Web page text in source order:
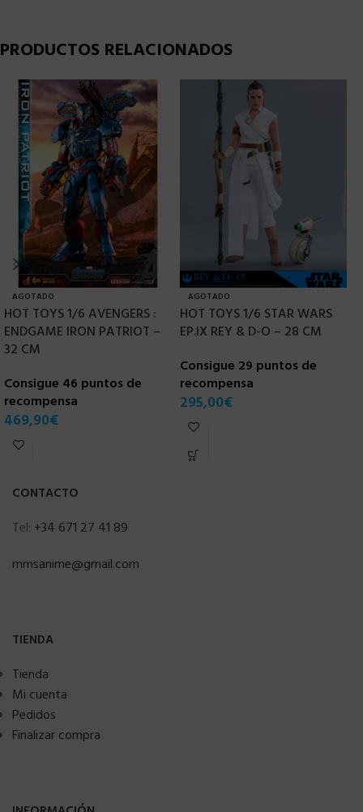
PRODUCTOS RELACIONADOS
AGOTADO
HOT TOYS 1/6 AVENGERS :
ENDGAME IRON PATRIOT –
32 CM
Consigue 46 puntos de
recompensa
469,90€
AGOTADO
HOT TOYS 1/6 STAR WARS
EP.IX REY & D-O – 28 CM
Consigue 29 puntos de
recompensa
295,00€
CONTACTO
Tel: +34 671 27 41 89
mmsanime@gmail.com
TIENDA
Tienda
Mi cuenta
Pedidos
Finalizar compra